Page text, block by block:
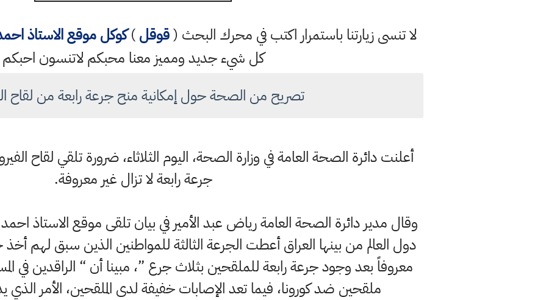
لا تنسى زيارتنا باستمرار اكتب في محرك البحث (قوقل)كوكل موقع الاستاذ
كل شيء جديد ومميز معنا محبكم لاتنسون احبكم
تصريح من الصحة حول إمكانية منح جرعة رابعة من لقاح
أعلنت دائرة الصحة العامة في وزارة الصحة، اليوم الثلاثاء، ضرورة تلقي لقاح
جرعة رابعة لا تزال غير معروفة.
وقال مدير دائرة الصحة العامة رياض عبد الأمير في بيان تلقى موقع الاستاذ
دول العالم من بينها العراق أعطت الجرعة الثالثة للمواطنين الذين سبق لهم
معروفاً بعد وجود جرعة رابعة للملقحين بثلاث جرع ”، مبينا أن “ الراقدين في
ملقحين ضد كورونا، فيما تعد الإصابات خفيفة لدى الملقحين، الأمر الذي